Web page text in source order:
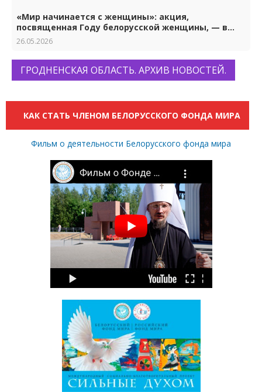
«Мир начинается с женщины»: акция,
посвященная Году белорусской женщины, — в
Гродно
26.05.2026
ГРОДНЕНСКАЯ ОБЛАСТЬ. АРХИВ НОВОСТЕЙ.
КАК СТАТЬ ЧЛЕНОМ БЕЛОРУССКОГО ФОНДА МИРА
Фильм о деятельности Белорусского фонда мира